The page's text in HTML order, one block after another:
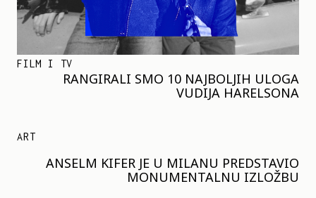
FILM I TV
RANGIRALI SMO 10 NAJBOLJIH ULOGA
VUDIJA HARELSONA
ART
ANSELM KIFER JE U MILANU PREDSTAVIO
MONUMENTALNU IZLOŽBU